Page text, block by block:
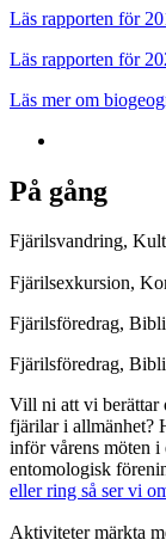
Läs rapporten för
Läs rapporten för
Läs mer om
På gång
Fjärilsvandring,
Fjärilsexkursion,
Fjärilsföredrag,
Fjärilsföredrag,
Vill ni att vi berättar
fjärilar i allmänhet?
inför vårens möten i
entomologisk
eller ring så ser vi
Aktiviteter märkta